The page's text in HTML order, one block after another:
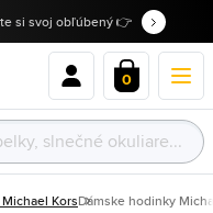
si svoj obľúbený 👉
0
KorsDámske hodinky